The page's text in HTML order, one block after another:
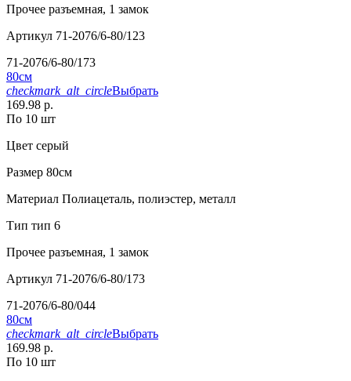
Прочее разъемная, 1 замок
Артикул 71-2076/6-80/123
71-2076/6-80/173
80см
checkmark_alt_circleВыбрать
169.98 р.
По 10 шт
Цвет серый
Размер 80см
Материал Полиацеталь, полиэстер, металл
Тип тип 6
Прочее разъемная, 1 замок
Артикул 71-2076/6-80/173
71-2076/6-80/044
80см
checkmark_alt_circleВыбрать
169.98 р.
По 10 шт